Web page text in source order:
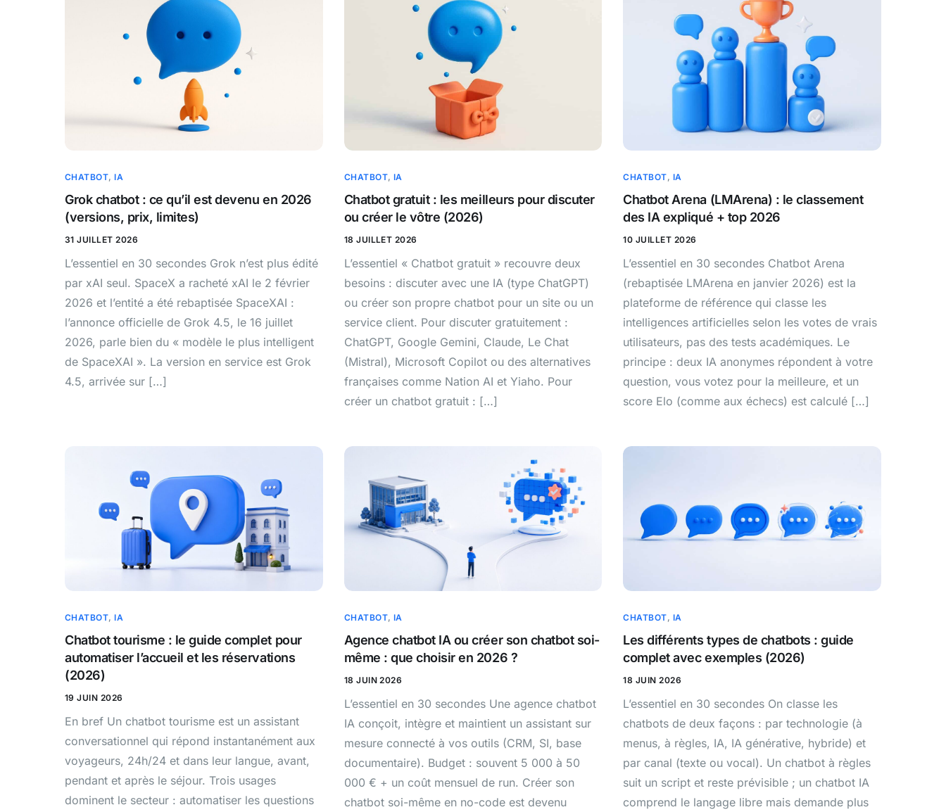
CHATBOT,IA
Grok chatbot : ce qu’il est devenu en 2026
(versions, prix, limites)
31 JUILLET 2026
L’essentiel en 30 secondes Grok n’est plus édité
par xAI seul. SpaceX a racheté xAI le 2 février
2026 et l’entité a été rebaptisée SpaceXAI :
l’annonce officielle de Grok 4.5, le 16 juillet
2026, parle bien du « modèle le plus intelligent
de SpaceXAI ». La version en service est Grok
4.5, arrivée sur […]
CHATBOT, IA
Chatbot gratuit : les meilleurs pour discuter
ou créer le vôtre (2026)
18 JUILLET 2026
L’essentiel « Chatbot gratuit » recouvre deux
besoins : discuter avec une IA (type ChatGPT)
ou créer son propre chatbot pour un site ou un
service client. Pour discuter gratuitement :
ChatGPT, Google Gemini, Claude, Le Chat
(Mistral), Microsoft Copilot ou des alternatives
françaises comme Nation AI et Yiaho. Pour
créer un chatbot gratuit : […]
CHATBOT, IA
Chatbot Arena (LMArena) : le classement
des IA expliqué + top 2026
10 JUILLET 2026
L’essentiel en 30 secondes Chatbot Arena
(rebaptisée LMArena en janvier 2026) est la
plateforme de référence qui classe les
intelligences artificielles selon les votes de vrais
utilisateurs, pas des tests académiques. Le
principe : deux IA anonymes répondent à votre
question, vous votez pour la meilleure, et un
score Elo (comme aux échecs) est calculé […]
CHATBOT,IA
Chatbot tourisme : le guide complet pour
automatiser l’accueil et les réservations
(2026)
19 JUIN 2026
En bref Un chatbot tourisme est un assistant
conversationnel qui répond instantanément aux
voyageurs, 24h/24 et dans leur langue, avant,
pendant et après le séjour. Trois usages
dominent le secteur : automatiser les questions
CHATBOT, IA
Agence chatbot IA ou créer son chatbot soi-
même : que choisir en 2026 ?
18 JUIN 2026
L’essentiel en 30 secondes Une agence chatbot
IA conçoit, intègre et maintient un assistant sur
mesure connecté à vos outils (CRM, SI, base
documentaire). Budget : souvent 5 000 à 50
000 € + un coût mensuel de run. Créer son
chatbot soi-même en no-code est devenu
CHATBOT, IA
Les différents types de chatbots : guide
complet avec exemples (2026)
18 JUIN 2026
L’essentiel en 30 secondes On classe les
chatbots de deux façons : par technologie (à
menus, à règles, IA, IA générative, hybride) et
par canal (texte ou vocal). Un chatbot à règles
suit un script et reste prévisible ; un chatbot IA
comprend le langage libre mais demande plus